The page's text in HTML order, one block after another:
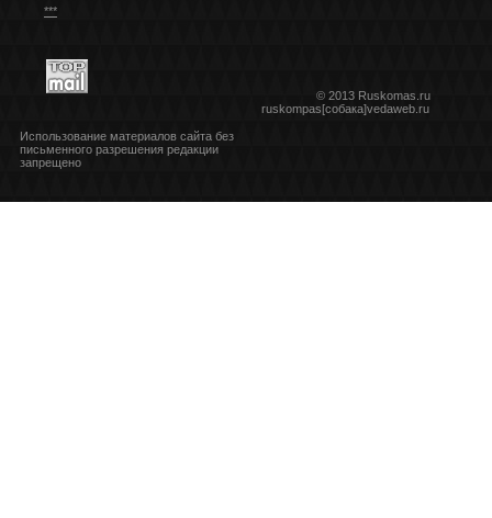
***
© 2013 Ruskomas.ru
ruskompas[собака]vedaweb.ru
Использование материалов сайта без
письменного разрешения редакции
запрещено